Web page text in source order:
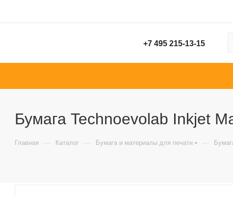
+7 495 215-13-15
Бумага Technoevolab Inkjet
Главная — Каталог — Бумага и материалы для печати —